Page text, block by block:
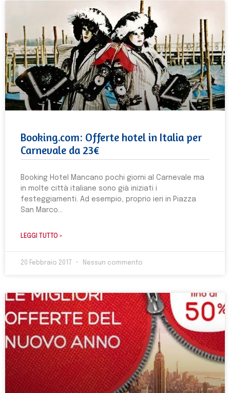
Booking.com: Offerte hotel in Italia per
Carnevale da 23€
Booking Hotel Mancano pochi giorni al Carnevale ma
in molte città italiane sono già iniziati i
festeggiamenti. Ad esempio, proprio ieri in Piazza
San Marco
LEGGI TUTTO »
20 Febbraio 2017 Nessun commento